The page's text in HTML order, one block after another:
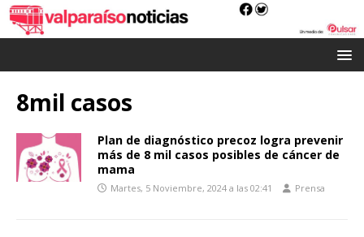
8mil casos
Plan de diagnóstico precoz logra prevenir
más de 8 mil casos posibles de cáncer de
mama
Martes, 5 Noviembre, 2024 a las 02:41 Prensa